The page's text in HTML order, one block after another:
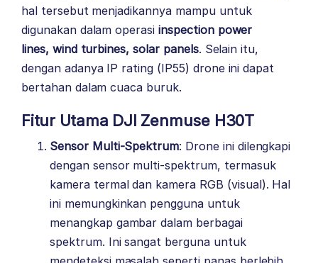
hal tersebut menjadikannya mampu untuk
digunakan dalam operasiinspection power
lines, wind turbines, solar panels. Selain itu,
dengan adanya IP rating (IP55) drone ini dapat
bertahan dalam cuaca buruk.
Fitur Utama DJI Zenmuse H30T
Sensor Multi-Spektrum: Drone ini dilengkapi
dengan sensor multi-spektrum, termasuk
kamera termal dan kamera RGB (visual). Hal
ini memungkinkan pengguna untuk
menangkap gambar dalam berbagai
spektrum. Ini sangat berguna untuk